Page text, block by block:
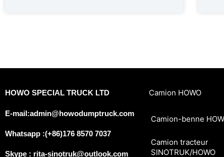
HOWO SPECIAL TRUCK LTD
E-mail:admin@howodumptruck.com
Whatsapp :(+86)176 8570 7037
Skype : rita-sinotruk@outlook.com
Camion HOWO
Camion-benne
Camion tracteur
SINOTRUK/HOWO